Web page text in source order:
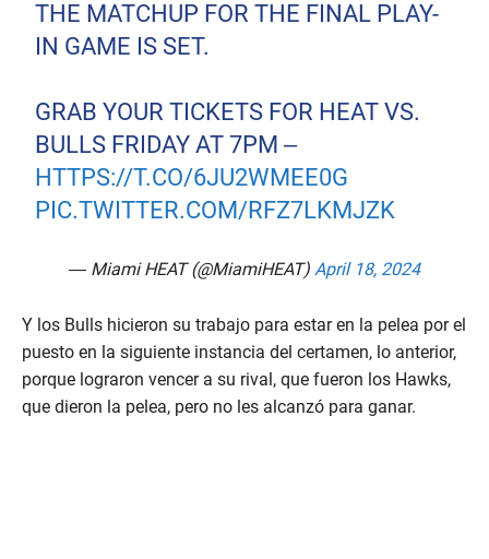
THE MATCHUP FOR THE FINAL PLAY-
IN GAME IS SET.
GRAB YOUR TICKETS FOR HEAT VS.
BULLS FRIDAY AT 7PM –
HTTPS://T.CO/6JU2WMEE0G
PIC.TWITTER.COM/RFZ7LKMJZK
— Miami HEAT (@MiamiHEAT) April 18, 2024
Y los Bulls hicieron su trabajo para estar en la pelea por el
puesto en la siguiente instancia del certamen, lo anterior,
porque lograron vencer a su rival, que fueron los Hawks,
que dieron la pelea, pero no les alcanzó para ganar.